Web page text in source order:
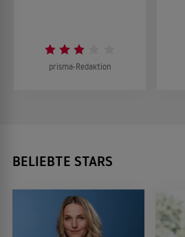
prisma-Redaktion
BELIEBTE STARS